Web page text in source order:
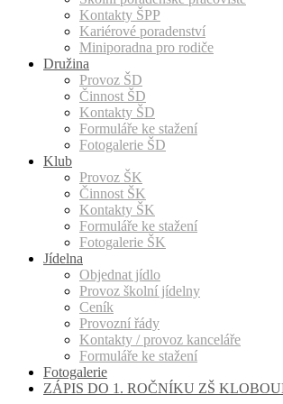
Kontakty ŠPP
Kariérové poradenství
Miniporadna pro rodiče
Družina
Provoz ŠD
Činnost ŠD
Kontakty ŠD
Formuláře ke stažení
Fotogalerie ŠD
Klub
Provoz ŠK
Činnost ŠK
Kontakty ŠK
Formuláře ke stažení
Fotogalerie ŠK
Jídelna
Objednat jídlo
Provoz školní jídelny
Ceník
Provozní řády
Kontakty / provoz kanceláře
Formuláře ke stažení
Fotogalerie
ZÁPIS DO 1. ROČNÍKU ZŠ